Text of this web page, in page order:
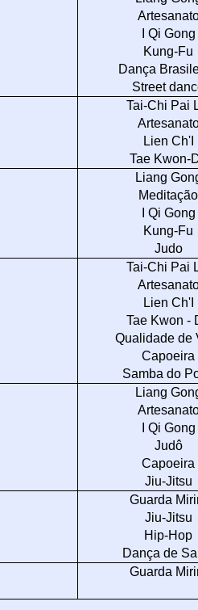
I Qi Gong
Kung-Fu
Dança
Street
Tai-Chi Pai
Lien Ch'I
Tae Kwon-
Liang
Meditação
I Qi Gong
Kung-Fu
Judo
Tai-Chi Pai
Lien Ch'I
Tae Kwon -
Qualidade de
Capoeira
Samba do
Liang
I Qi Gong
Judô
Capoeira
Jiu-Jitsu
Guarda
Jiu-Jitsu
Hip-Hop
Dança de
Guarda